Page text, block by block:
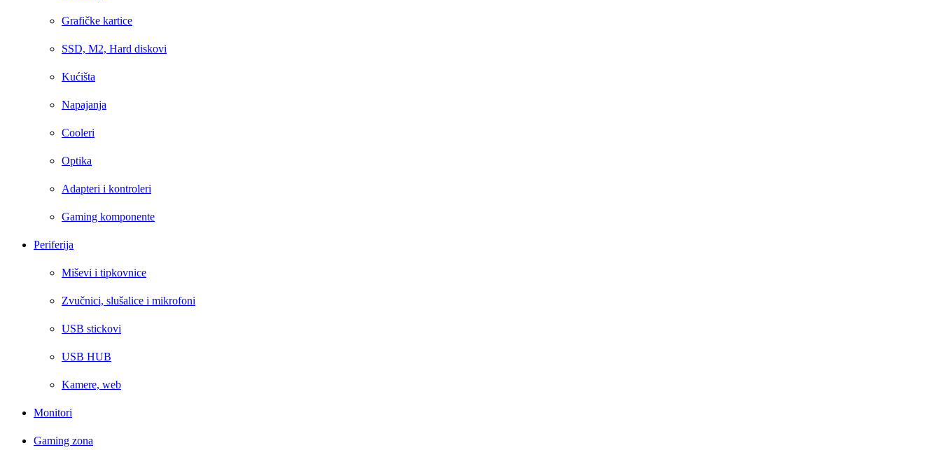
Grafičke kartice
SSD, M2, Hard diskovi
Kućišta
Napajanja
Cooleri
Optika
Adapteri i kontroleri
Gaming komponente
Periferija
Miševi i tipkovnice
Zvučnici, slušalice i mikrofoni
USB stickovi
USB HUB
Kamere, web
Monitori
Gaming zona